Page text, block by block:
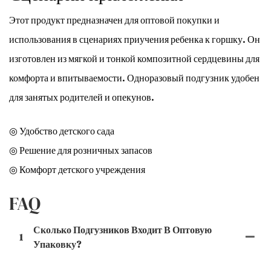
Этот продукт предназначен для оптовой покупки и
использования в сценариях приучения ребенка к горшку. Он
изготовлен из мягкой и тонкой композитной сердцевины для
комфорта и впитываемости. Одноразовый подгузник удобен
для занятых родителей и опекунов.
◎ Удобство детского сада
◎ Решение для розничных запасов
◎ Комфорт детского учреждения
FAQ
1
Сколько Подгузников Входит В Оптовую
Упаковку?